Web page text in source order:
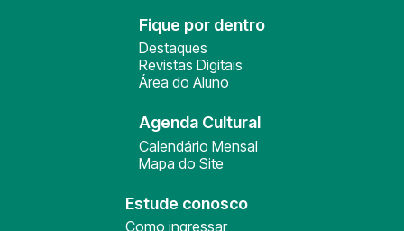
Fique por dentro
Destaques
Revistas Digitais
Área do Aluno
Agenda Cultural
Calendário Mensal
Mapa do Site
Estude conosco
Como ingressar